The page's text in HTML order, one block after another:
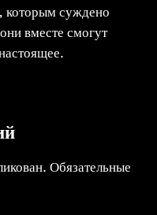
которым суждено
вместе смогут
Обязательные